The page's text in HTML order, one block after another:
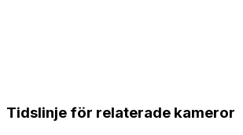
Tidslinje för relaterade kameror